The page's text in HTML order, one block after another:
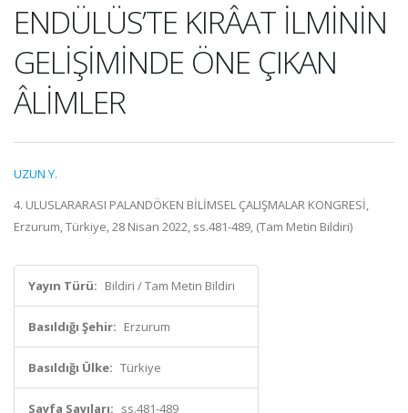
ENDÜLÜS’TE KIRÂAT İLMİNİN
GELİŞİMİNDE ÖNE ÇIKAN
ÂLİMLER
UZUN Y.
4. ULUSLARARASI PALANDÖKEN BİLİMSEL ÇALIŞMALAR KONGRESİ,
Erzurum, Türkiye, 28 Nisan 2022, ss.481-489, (Tam Metin Bildiri)
Yayın Türü: Bildiri / Tam Metin Bildiri
Basıldığı Şehir: Erzurum
Basıldığı Ülke: Türkiye
Sayfa Sayıları: ss.481-489